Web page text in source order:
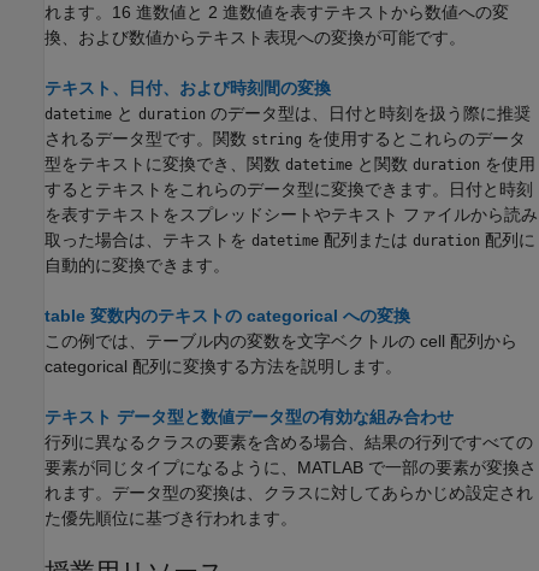
れます。16 進数値と 2 進数値を表すテキストから数値への変
換、および数値からテキスト表現への変換が可能です。
テキスト、日付、および時刻間の変換
datetime と duration のデータ型は、日付と時刻を扱う際に推奨
されるデータ型です。関数 string を使用するとこれらのデータ
型をテキストに変換でき、関数 datetime と関数 duration を使用
するとテキストをこれらのデータ型に変換できます。日付と時刻
を表すテキストをスプレッドシートやテキスト ファイルから読み
取った場合は、テキストを datetime 配列または duration 配列に
自動的に変換できます。
table 変数内のテキストの categorical への変換
この例では、テーブル内の変数を文字ベクトルの cell 配列から
categorical 配列に変換する方法を説明します。
テキスト データ型と数値データ型の有効な組み合わせ
行列に異なるクラスの要素を含める場合、結果の行列ですべての
要素が同じタイプになるように、MATLAB で一部の要素が変換さ
れます。データ型の変換は、クラスに対してあらかじめ設定され
た優先順位に基づき行われます。